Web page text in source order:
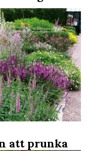
att prunka